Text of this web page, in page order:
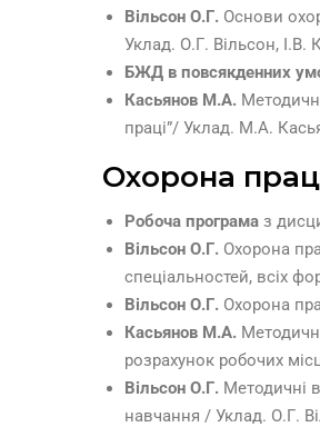
Вільсон О.Г. Основи
Уклад. О.Г. Вільсон,
БЖД в повсякденних
Касьянов М.А.
праці”/ Уклад. М.А.
Охорона
Робоча програма з
Вільсон О.Г. Охорона
спеціальностей, всіх
Вільсон О.Г. Охорона
Касьянов М.А.
розрахунок робочих
Вільсон О.Г. Методичні
навчання / Уклад. О.Г.